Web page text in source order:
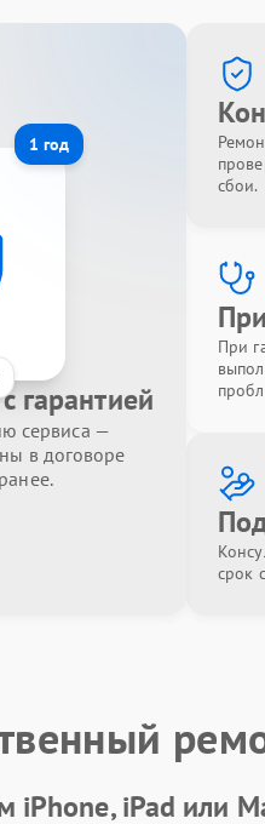
1 год
гарантией
сервиса —
в договоре
сбои.
При
срок
iPhone, iPad или